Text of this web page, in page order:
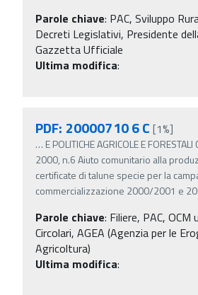
Parole chiave: PAC, Sviluppo
Decreti Legislativi, Presidente
Gazzetta Ufficiale
Ultima modifica:
PDF: 20000710 6 C [1%]
… E POLITICHE AGRICOLE E
2000, n.6 Aiuto comunitario alla
certificate di talune specie per la
commercializzazione 2000/2001 e
Parole chiave: Filiere, PAC,
Circolari, AGEA (Agenzia per le
Agricoltura)
Ultima modifica: